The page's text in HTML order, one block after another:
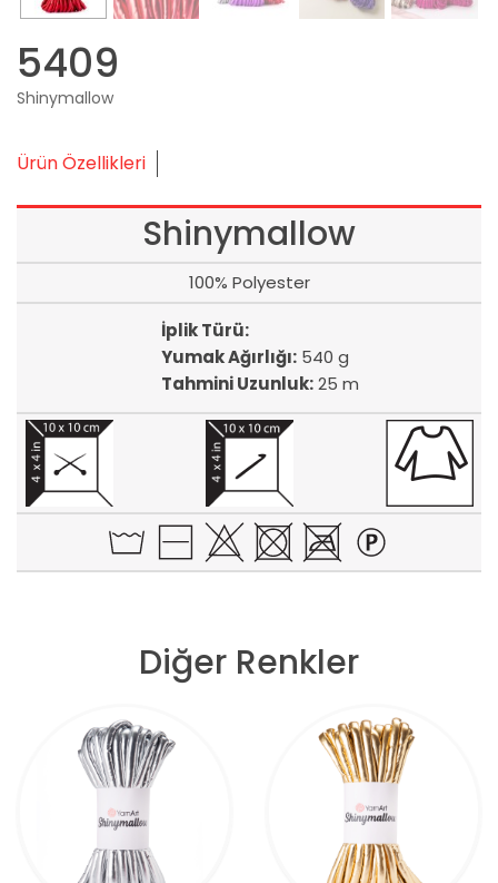
5409
Shinymallow
Ürün Özellikleri
Shinymallow
100% Polyester
İplik Türü:
Yumak Ağırlığı: 540 g
Tahmini Uzunluk:25 m
Diğer Renkler